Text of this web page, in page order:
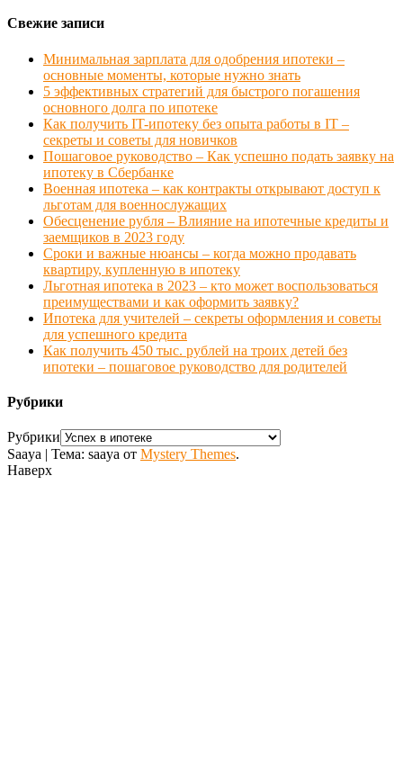
Свежие записи
Минимальная зарплата для одобрения ипотеки –
основные моменты, которые нужно знать
5 эффективных стратегий для быстрого погашения
основного долга по ипотеке
Как получить IT-ипотеку без опыта работы в IT –
секреты и советы для новичков
Пошаговое руководство – Как успешно подать заявку на
ипотеку в Сбербанке
Военная ипотека – как контракты открывают доступ к
льготам для военнослужащих
Обесценение рубля – Влияние на ипотечные кредиты и
заемщиков в 2023 году
Сроки и важные нюансы – когда можно продавать
квартиру, купленную в ипотеку
Льготная ипотека в 2023 – кто может воспользоваться
преимуществами и как оформить заявку?
Ипотека для учителей – секреты оформления и советы
для успешного кредита
Как получить 450 тыс. рублей на троих детей без
ипотеки – пошаговое руководство для родителей
Рубрики
Рубрики
Saaya | Тема: saaya от Mystery Themes.
Наверх